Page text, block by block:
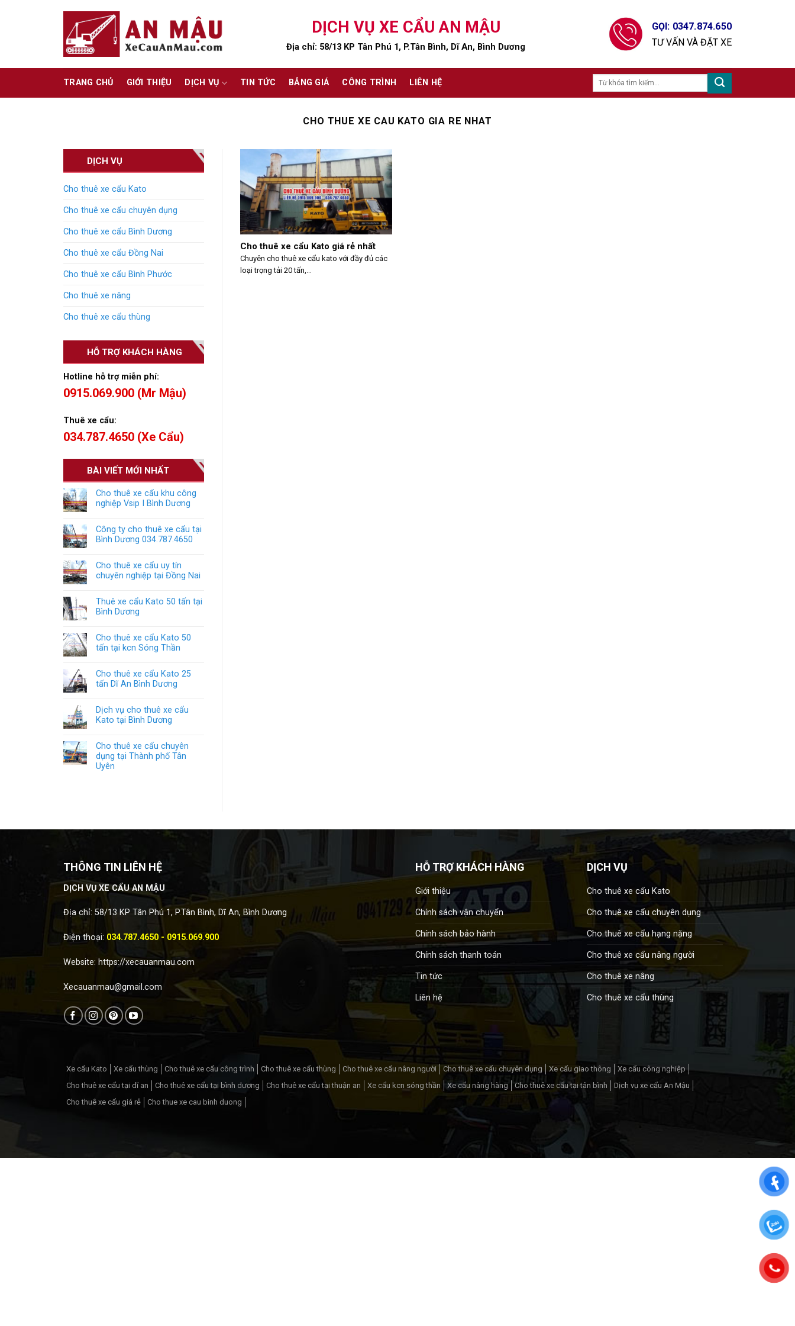
DỊCH VỤ XE CẨU AN MẬU
Địa chỉ: 58/13 KP Tân Phú 1, P.Tân Bình, Dĩ An, Bình Dương
GỌI: 0347.874.650
TƯ VẤN VÀ ĐẶT XE
TRANG CHỦ GIỚI THIỆU DỊCH VỤ TIN TỨC BẢNG GIÁ CÔNG TRÌNH LIÊN HỆ
CHO THUE XE CAU KATO GIA RE NHAT
DỊCH VỤ
Cho thuê xe cẩu Kato
Cho thuê xe cẩu chuyên dụng
Cho thuê xe cẩu Bình Dương
Cho thuê xe cẩu Đồng Nai
Cho thuê xe cẩu Bình Phước
Cho thuê xe nâng
Cho thuê xe cẩu thùng
HỖ TRỢ KHÁCH HÀNG
Hotline hỗ trợ miễn phí:
0915.069.900 (Mr Mậu)
Thuê xe cẩu:
034.787.4650 (Xe Cẩu)
BÀI VIẾT MỚI NHẤT
Cho thuê xe cẩu khu công
nghiệp Vsip I Bình Dương
Công ty cho thuê xe cẩu tại
Bình Dương 034.787.4650
Cho thuê xe cẩu uy tín
chuyên nghiệp tại Đồng Nai
Thuê xe cẩu Kato 50 tấn tại
Bình Dương
Cho thuê xe cẩu Kato 50
tấn tại kcn Sóng Thần
Cho thuê xe cẩu Kato 25
tấn Dĩ An Bình Dương
Dịch vụ cho thuê xe cẩu
Kato tại Bình Dương
Cho thuê xe cẩu chuyên
dụng tại Thành phố Tân
Uyên
Cho thuê xe cẩu Kato giá rẻ nhất
Chuyên cho thuê xe cẩu kato với đầy đủ các
loại trọng tải 20 tấn,...
THÔNG TIN LIÊN HỆ
DỊCH VỤ XE CẨU AN MẬU
Địa chỉ: 58/13 KP Tân Phú 1, P.Tân Bình, Dĩ An, Bình Dương
Điện thoại: 034.787.4650 - 0915.069.900
Website: https://xecauanmau.com
Xecauanmau@gmail.com
HỖ TRỢ KHÁCH HÀNG
Giới thiệu
Chính sách vận chuyển
Chính sách bảo hành
Chính sách thanh toán
Tin tức
Liên hệ
DỊCH VỤ
Cho thuê xe cẩu Kato
Cho thuê xe cẩu chuyên dụng
Cho thuê xe cẩu hạng nặng
Cho thuê xe cẩu nâng người
Cho thuê xe nâng
Cho thuê xe cẩu thùng
Xe cẩu Kato Xe cẩu thùng Cho thuê xe cẩu công trình Cho thuê xe cẩu thùng Cho thuê xe cẩu nâng người Cho thuê xe cẩu chuyên dụng Xe cẩu giao thông
Xe cẩu công nghiệp
Cho thuê xe cẩu tại dĩ an
Cho thuê xe cẩu tại bình dương Cho thuê xe cẩu tại thuận an Xe cẩu kcn sóng thần Xe cẩu nâng hàng Cho thuê xe cẩu tại tân bình
Dịch vụ xe cẩu An Mậu
Cho thuê xe cẩu giá rẻ
Cho thue xe cau binh duong